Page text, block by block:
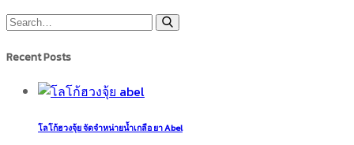
Recent Posts
โลโก้ฮวงจุ้ย จัดจำหน่ายน้ำเกลือ ยา Abel